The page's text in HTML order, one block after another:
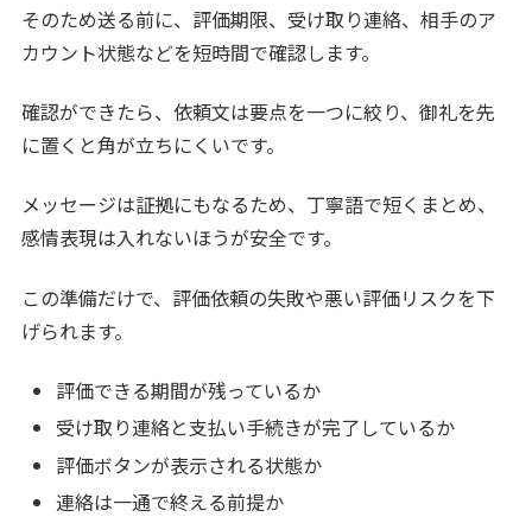
そのため送る前に、評価期限、受け取り連絡、相手のア
カウント状態などを短時間で確認します。
確認ができたら、依頼文は要点を一つに絞り、御礼を先
に置くと角が立ちにくいです。
メッセージは証拠にもなるため、丁寧語で短くまとめ、
感情表現は入れないほうが安全です。
この準備だけで、評価依頼の失敗や悪い評価リスクを下
げられます。
評価できる期間が残っているか
受け取り連絡と支払い手続きが完了しているか
評価ボタンが表示される状態か
連絡は一通で終える前提か